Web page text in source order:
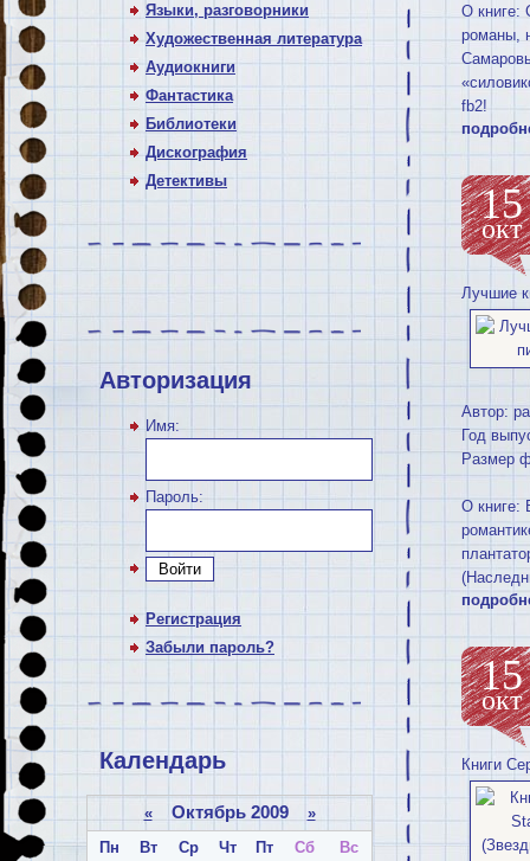
Языки, разговорники
Художественная литература
Аудиокниги
Фантастика
Библиотеки
Дискография
Детективы
Авторизация
Имя:
Пароль:
Войти
Регистрация
Забыли пароль?
Календарь
«Октябрь 2009 »
Пн
Вт Ср Чт Пт Сб
Вс
О книге:
романы,
fb2!
15
окт
Лучшие
Автор:
Год
Размер
О книге:
15
окт
Книги